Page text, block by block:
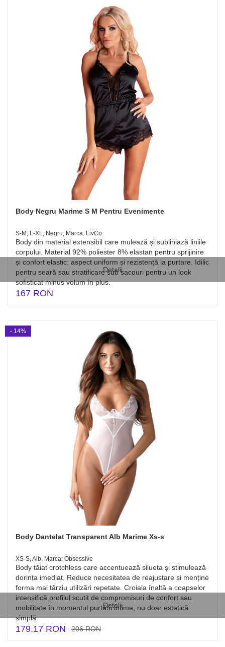
Detalii
Body Negru Marime S M Pentru Evenimente
S-M, L-XL, Negru, Marca: LivCo
Body din material extensibil care mulează și subliniază liniile
corpului. Material 92% poliester 8% elastan pentru sprijinire
și confort elastic; aspect uniform și rezistență la purtare. Idilic
pentru seară sau stratificare sub sacouri pentru un look
sofisticat minus volum în plus.
167 RON
Detalii
Body Dantelat Transparent Alb Marime Xs-s
XS-S, Alb, Marca: Obsessive
Body tăiat crotchless care accentuează silueta și stimulează
dorința imediat. Reduce necesitatea de reajustare și menține
forma mai târziu utilizări repetate. Croiala înaltă a coapselor
intensifică profilul scutit de compromisuri de confort sau
mobilitate în momentul purtării intime, nu doar estetică
simplă.
179.17 RON 206 RON
- 14%